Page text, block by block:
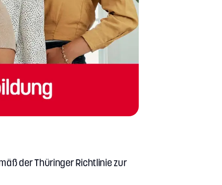
der Thüringer Richtlinie zur